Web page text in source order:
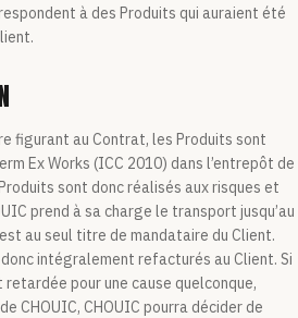
à des Produits qui auraient été
figurant au Contrat, les Produits sont
Ex Works (ICC 2010) dans l’entrepôt de
sont donc réalisés aux risques et
prend à sa charge le transport jusqu’au
au seul titre de mandataire du Client.
intégralement refacturés au Client. Si
pour une cause quelconque,
CHOUIC, CHOUIC pourra décider de